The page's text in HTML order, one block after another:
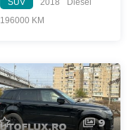
196000 KM
9